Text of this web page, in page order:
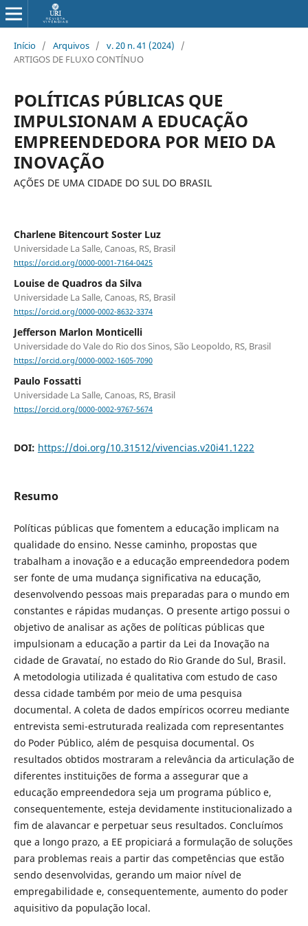
Início / Arquivos / v. 20 n. 41 (2024)
/
ARTIGOS DE FLUXO CONTÍNUO
POLÍTICAS PÚBLICAS QUE
IMPULSIONAM A EDUCAÇÃO
EMPREENDEDORA POR MEIO DA
INOVAÇÃO
AÇÕES DE UMA CIDADE DO SUL DO BRASIL
Charlene Bitencourt Soster Luz
Universidade La Salle, Canoas, RS, Brasil
https://orcid.org/0000-0001-7164-0425
Louise de Quadros da Silva
Universidade La Salle, Canoas, RS, Brasil
https://orcid.org/0000-0002-8632-3374
Jefferson Marlon Monticelli
Universidade do Vale do Rio dos Sinos, São Leopoldo, RS, Brasil
https://orcid.org/0000-0002-1605-7090
Paulo Fossatti
Universidade La Salle, Canoas, RS, Brasil
https://orcid.org/0000-0002-9767-5674
DOI: https://doi.org/10.31512/vivencias.v20i41.1222
Resumo
Políticas públicas que fomentem a educação implicam na
qualidade do ensino. Nesse caminho, propostas que
trabalham a inovação e a educação empreendedora podem
ser fonte de uma mudança significativa na educação,
desenvolvendo pessoas mais preparadas para o mundo em
constantes e rápidas mudanças. O presente artigo possui o
objetivo de analisar as ações de políticas públicas que
impulsionam a educação a partir da Lei da Inovação na
cidade de Gravataí, no estado do Rio Grande do Sul, Brasil.
A metodologia utilizada é qualitativa com estudo de caso
dessa cidade também por meio de uma pesquisa
documental. A coleta de dados empíricos ocorreu mediante
entrevista semi-estruturada realizada com representantes
do Poder Público, além de pesquisa documental. Os
resultados obtidos mostraram a relevância da articulação de
diferentes instituições de forma a assegurar que a
educação empreendedora seja um programa público e,
consequentemente, esteja devidamente institucionalizado a
fim de alavancar e perpetuar seus resultados. Concluímos
que a longo prazo, a EE propiciará a formulação de soluções
para problemas reais a partir das competências que estão
sendo desenvolvidas, gerando um maior nível de
empregabilidade e, consequentemente, aumento do poder
aquisitivo da população local.